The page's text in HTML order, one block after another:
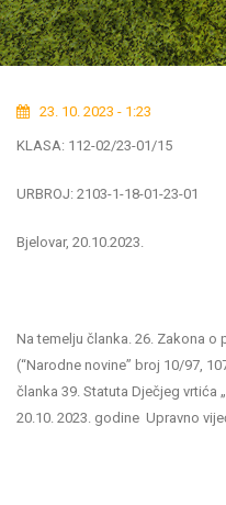
23. 10. 2023 - 1:23
KLASA: 112-02/23-01/15
URBROJ: 2103-1-18-01-23-01
Bjelovar, 20.10.2023.
Na temelju članka. 26. Zakona
(“Narodne novine” broj 10/97,
članka 39. Statuta Dječjeg vrtića
20.10. 2023. godine Upravno